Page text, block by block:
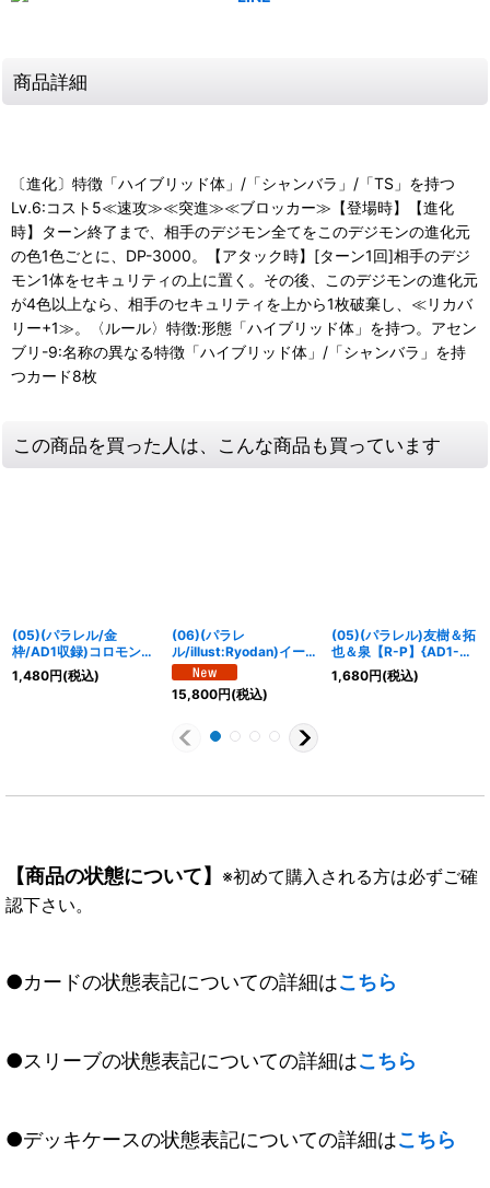
商品詳細
〔進化〕特徴「ハイブリッド体」/「シャンバラ」/「TS」を持つ
Lv.6:コスト5≪速攻≫≪突進≫≪ブロッカー≫【登場時】【進化
時】ターン終了まで、相手のデジモン全てをこのデジモンの進化元
の色1色ごとに、DP-3000。【アタック時】[ターン1回]相手のデジ
モン1体をセキュリティの上に置く。その後、このデジモンの進化元
が4色以上なら、相手のセキュリティを上から1枚破棄し、≪リカバ
リー+1≫。〈ルール〉特徴:形態「ハイブリッド体」を持つ。アセン
ブリ-9:名称の異なる特徴「ハイブリッド体」/「シャンバラ」を持
つカード8枚
この商品を買った人は、こんな商品も買っています
(05)(パラレル/金
枠/AD1収録)コロモン
【U-P】{BT14-001}
《赤》
1,480円(税込)
(06)(パラレ
ル/illust:Ryodan)イーラ
ンモン【SP】{EX12-
034}《多》
15,800円(税込)
(05)(パラレル)友樹＆拓
也＆泉【R-P】{AD1-
020}《多》
1,680円(税込)
【商品の状態について】 ※初めて購入される方は必ずご確
認下さい。
●カードの状態表記についての詳細はこちら
●スリーブの状態表記についての詳細はこちら
●デッキケースの状態表記についての詳細はこちら